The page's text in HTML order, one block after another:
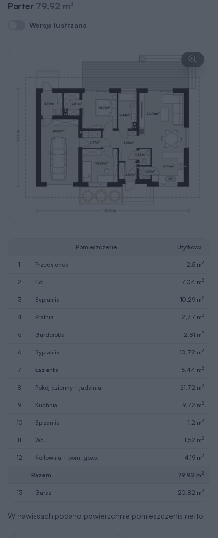
Parter 79,92 m2
Wersja lustrzana
Wersja lustrzana
Pomieszczenie Użytkowa
1 przedsionek 2,5 m2
2 hol 7,04 m2
3 sypialnia 10,29 m2
4 pralnia 2,77 m2
5 garderoba 2,81 m2
6 sypialnia 10,72 m2
7 łazienka 5,44 m2
8 pokój dzienny + jadalnia 21,72 m2
9 kuchnia 9,72 m2
10 spiżarnia 1,2 m2
11 wc 1,52 m2
12 kotłownia + pom. gosp. 4,19 m2
Razem 79,92 m2
13 garaż 20,82 m2
W nawiasach podano powierzchnie pomieszczenia netto